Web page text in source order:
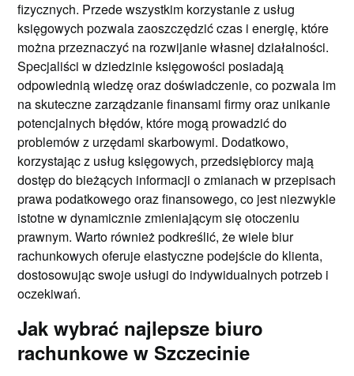
fizycznych. Przede wszystkim korzystanie z usług
księgowych pozwala zaoszczędzić czas i energię, które
można przeznaczyć na rozwijanie własnej działalności.
Specjaliści w dziedzinie księgowości posiadają
odpowiednią wiedzę oraz doświadczenie, co pozwala im
na skuteczne zarządzanie finansami firmy oraz unikanie
potencjalnych błędów, które mogą prowadzić do
problemów z urzędami skarbowymi. Dodatkowo,
korzystając z usług księgowych, przedsiębiorcy mają
dostęp do bieżących informacji o zmianach w przepisach
prawa podatkowego oraz finansowego, co jest niezwykle
istotne w dynamicznie zmieniającym się otoczeniu
prawnym. Warto również podkreślić, że wiele biur
rachunkowych oferuje elastyczne podejście do klienta,
dostosowując swoje usługi do indywidualnych potrzeb i
oczekiwań.
Jak wybrać najlepsze biuro
rachunkowe w Szczecinie